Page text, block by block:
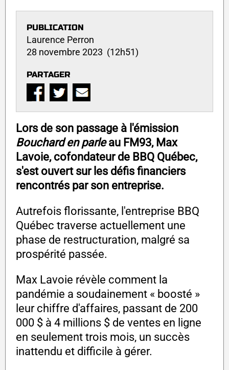
PUBLICATION
Laurence Perron
28 novembre 2023 (12h51)
PARTAGER
Lors de son passage à l'émission
Bouchard en parleau FM93, Max
Lavoie, cofondateur de BBQ Québec,
s'est ouvert sur les défis financiers
rencontrés par son entreprise.
Autrefois florissante, l'entreprise BBQ
Québec traverse actuellement une
phase de restructuration, malgré sa
prospérité passée.
Max Lavoie révèle comment la
pandémie a soudainement « boosté »
leur chiffre d'affaires, passant de 200
000 $ à 4 millions $ de ventes en ligne
en seulement trois mois, un succès
inattendu et difficile à gérer.